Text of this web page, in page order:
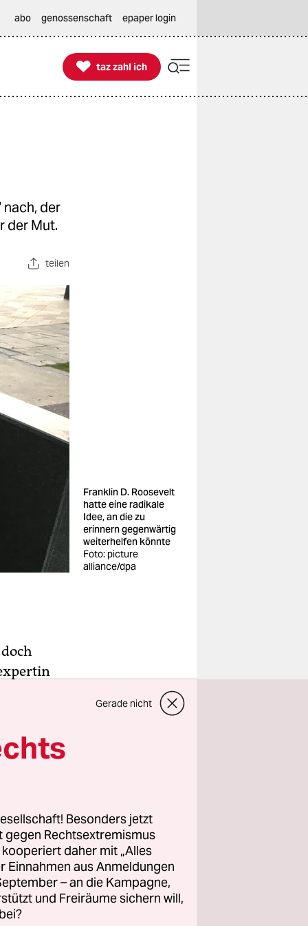
abo genossenschaft epaper login

taz zahl ich
taz zahl ich
nach, der
der Mut.
teilen
Franklin D. Roosevelt
hatte eine radikale
Idee, an die zu
erinnern gegenwärtig
weiterhelfen könnte
Foto: picture
alliance/dpa
Klima-
zu
die
die
Gerade nicht
Besonders jetzt
gegen Rechtsextremismus
daher mit „Alles
Einnahmen aus Anmeldungen
– an die Kampagne,
und Freiräume sichern will,